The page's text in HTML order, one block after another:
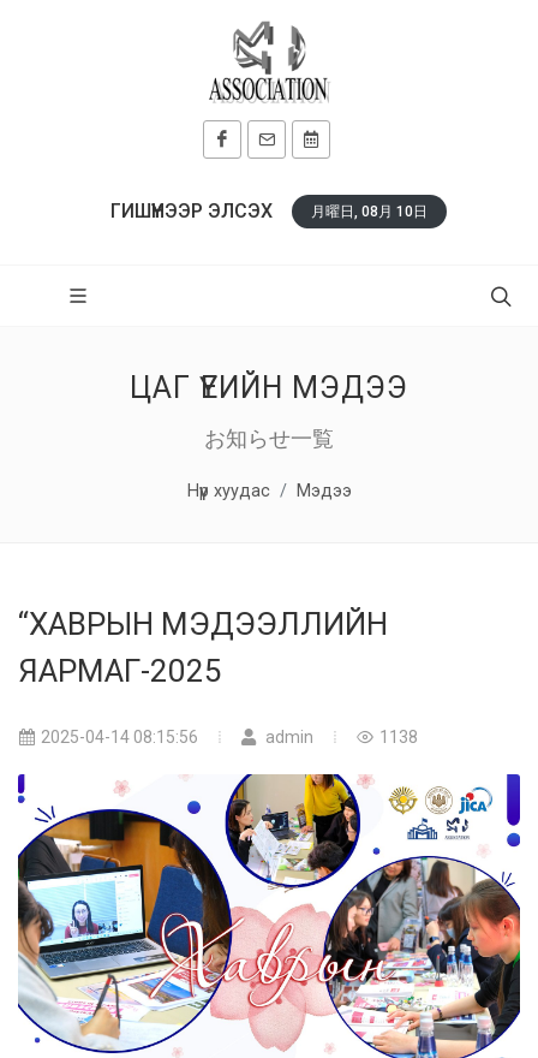
ГИШҮҮНЭЭР ЭЛСЭХ 月曜日, 08月 10日
ЦАГ ҮЕИЙН МЭДЭЭ
お知らせ一覧
Нүүр хуудас Мэдээ
“ХАВРЫН МЭДЭЭЛЛИЙН
ЯАРМАГ-2025
2025-04-14 08:15:56 admin 1138